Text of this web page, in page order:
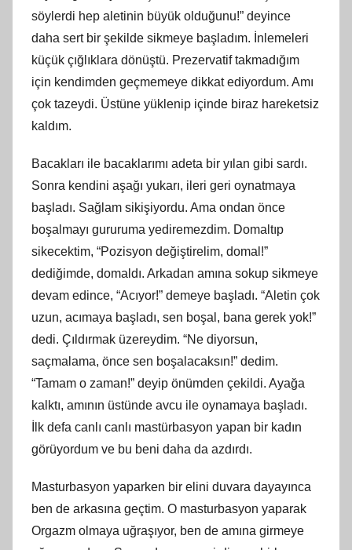
söylerdi hep aletinin büyük olduğunu!” deyince
daha sert bir şekilde sikmeye başladım. İnlemeleri
küçük çığlıklara dönüştü. Prezervatif takmadığım
için kendimden geçmemeye dikkat ediyordum. Amı
çok tazeydi. Üstüne yüklenip içinde biraz hareketsiz
kaldım.
Bacakları ile bacaklarımı adeta bir yılan gibi sardı.
Sonra kendini aşağı yukarı, ileri geri oynatmaya
başladı. Sağlam sikişiyordu. Ama ondan önce
boşalmayı gururuma yediremezdim. Domaltıp
sikecektim, “Pozisyon değiştirelim, domal!”
dediğimde, domaldı. Arkadan amına sokup sikmeye
devam edince, “Acıyor!” demeye başladı. “Aletin çok
uzun, acımaya başladı, sen boşal, bana gerek yok!”
dedi. Çıldırmak üzereydim. “Ne diyorsun,
saçmalama, önce sen boşalacaksın!” dedim.
“Tamam o zaman!” deyip önümden çekildi. Ayağa
kalktı, amının üstünde avcu ile oynamaya başladı.
İlk defa canlı canlı mastürbasyon yapan bir kadın
görüyordum ve bu beni daha da azdırdı.
Masturbasyon yaparken bir elini duvara dayayınca
ben de arkasına geçtim. O masturbasyon yaparak
Orgazm olmaya uğraşıyor, ben de amına girmeye